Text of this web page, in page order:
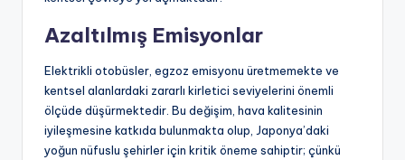
Azaltılmış Emisyonlar
Elektrikli otobüsler, egzoz emisyonu üretmemekte ve
kentsel alanlardaki zararlı kirletici seviyelerini önemli
ölçüde düşürmektedir. Bu değişim, hava kalitesinin
iyileşmesine katkıda bulunmakta olup, Japonya’daki
yoğun nüfuslu şehirler için kritik öneme sahiptir; çünkü